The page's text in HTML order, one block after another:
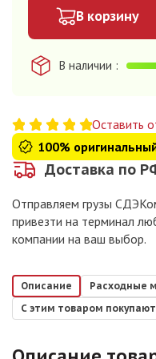
В корзину
В наличии
Оставить
100%
Доставка по
Отправляем грузы
привезти на терминал
компании на ваш выбор.
Описание Расходные
С этим товаром покупают